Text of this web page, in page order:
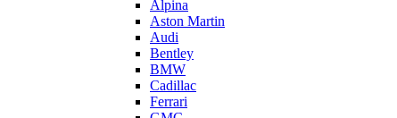
Alpina
Aston Martin
Audi
Bentley
BMW
Cadillac
Ferrari